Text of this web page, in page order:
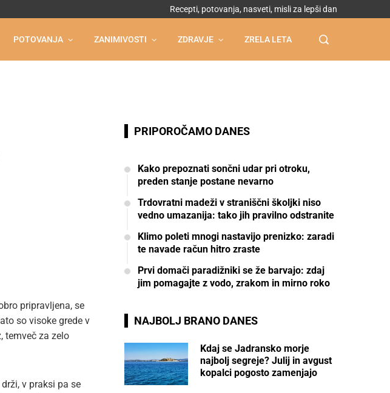
Recepti, potovanja, nasveti, misli za lepši dan
POTOVANJA ZANIMIVOSTI ZDRAVJE ZRELA LETA
pripravljena, se
so visoke grede v
temveč za zelo
v praksi pa se
PRIPOROČAMO DANES
Kako prepoznati sončni udar pri otroku,
preden stanje postane nevarno
Trdovratni madeži v straniščni školjki niso
vedno umazanija: tako jih pravilno odstranite
Klimo poleti mnogi nastavijo prenizko: zaradi
te navade račun hitro zraste
Prvi domači paradižniki se že barvajo: zdaj
jim pomagajte z vodo, zrakom in mirno roko
NAJBOLJ BRANO DANES
Kdaj se Jadransko morje
najbolj segreje? Julij in avgust
kopalci pogosto zamenjajo